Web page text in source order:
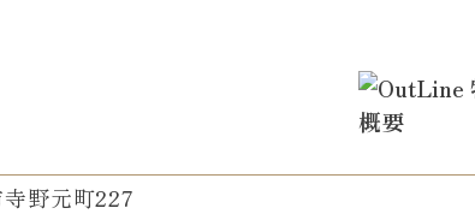
野元町227